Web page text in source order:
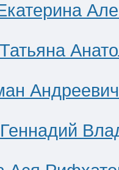
Андреевич